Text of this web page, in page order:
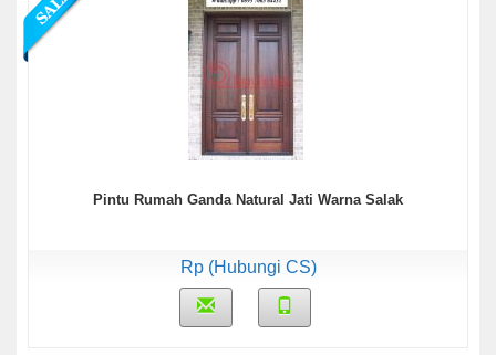
Pintu Rumah Ganda Natural Jati Warna Salak
Rp (Hubungi CS)